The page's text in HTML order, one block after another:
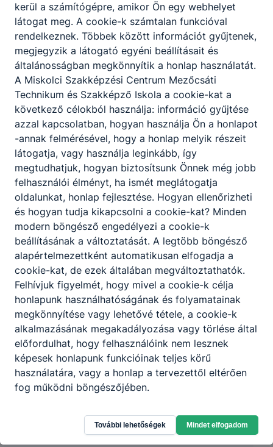
Partnereink
Miskolci SZC Mezőcsáti Technikum és
Szakképző Iskola
KRÉTA
kerül a számítógépre, amikor Ön egy webhelyet
látogat meg. A cookie-k számtalan funkcióval
rendelkeznek. Többek között információt gyűjtenek,
megjegyzik a látogató egyéni beállításait és
általánosságban megkönnyítik a honlap használatát.
A Miskolci Szakképzési Centrum Mezőcsáti
Technikum és Szakképző Iskola a cookie-kat a
következő célokból használja: információ gyűjtése
azzal kapcsolatban, hogyan használja Ön a honlapot
-annak felmérésével, hogy a honlap melyik részeit
látogatja, vagy használja leginkább, így
megtudhatjuk, hogyan biztosítsunk Önnek még jobb
felhasználói élményt, ha ismét meglátogatja
oldalunkat, honlap fejlesztése. Hogyan ellenőrizheti
és hogyan tudja kikapcsolni a cookie-kat? Minden
modern böngésző engedélyezi a cookie-k
beállításának a változtatását. A legtöbb böngésző
alapértelmezettként automatikusan elfogadja a
cookie-kat, de ezek általában megváltoztathatók.
Felhívjuk figyelmét, hogy mivel a cookie-k célja
honlapunk használhatóságának és folyamatainak
megkönnyítése vagy lehetővé tétele, a cookie-k
alkalmazásának megakadályozása vagy törlése által
előfordulhat, hogy felhasználóink nem lesznek
képesek honlapunk funkcióinak teljes körű
használatára, vagy a honlap a tervezettől eltérően
fog működni böngészőjében.
További lehetőségek Mindet elfogadom